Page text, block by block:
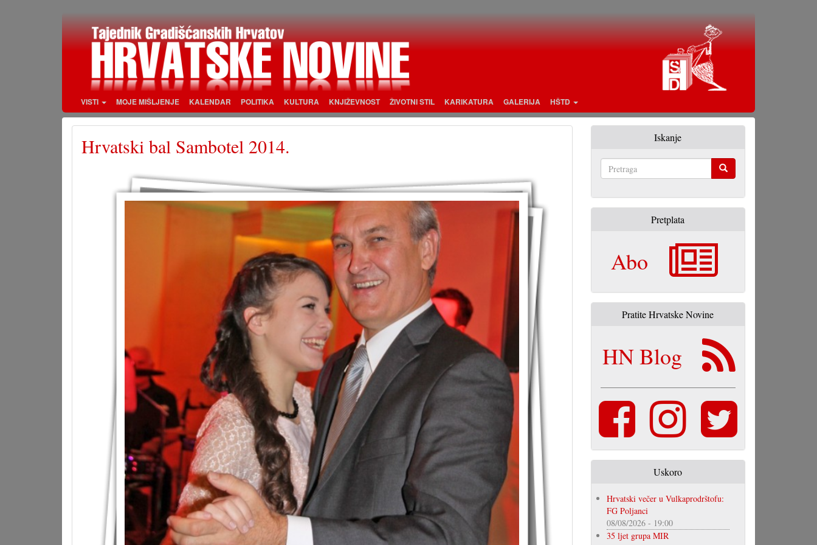
VISTI MOJE MIŠLJENJE KALENDAR POLITIKA KULTURA KNJIŽEVNOST ŽIVOTNI STIL KARIKATURA GALERIJA HŠTD
Hrvatski bal Sambotel 2014. Iskanje
Pretplata
Abo
Pratite Hrvatske Novine
HN Blog
Uskoro
Hrvatski večer u Vulkaprodrštofu:
FG Poljanci
08/08/2026 - 19:00
35 ljet grupa MIR